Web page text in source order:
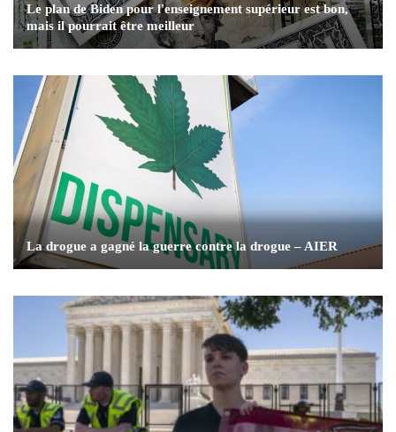
Le plan de Biden pour l'enseignement supérieur est bon,
mais il pourrait être meilleur
La drogue a gagné la guerre contre la drogue – AIER